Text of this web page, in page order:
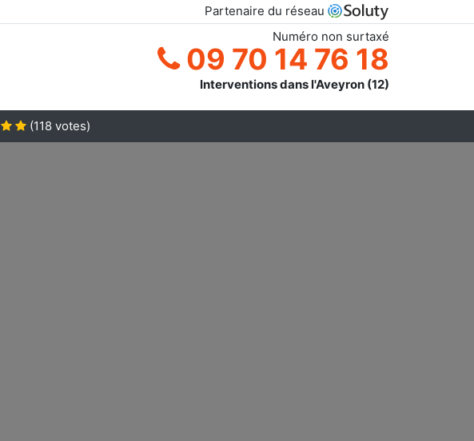
Partenaire du réseau
Numéro non surtaxé
09 70 14 76 18
Interventions dans l'Aveyron (12)
(118 votes)